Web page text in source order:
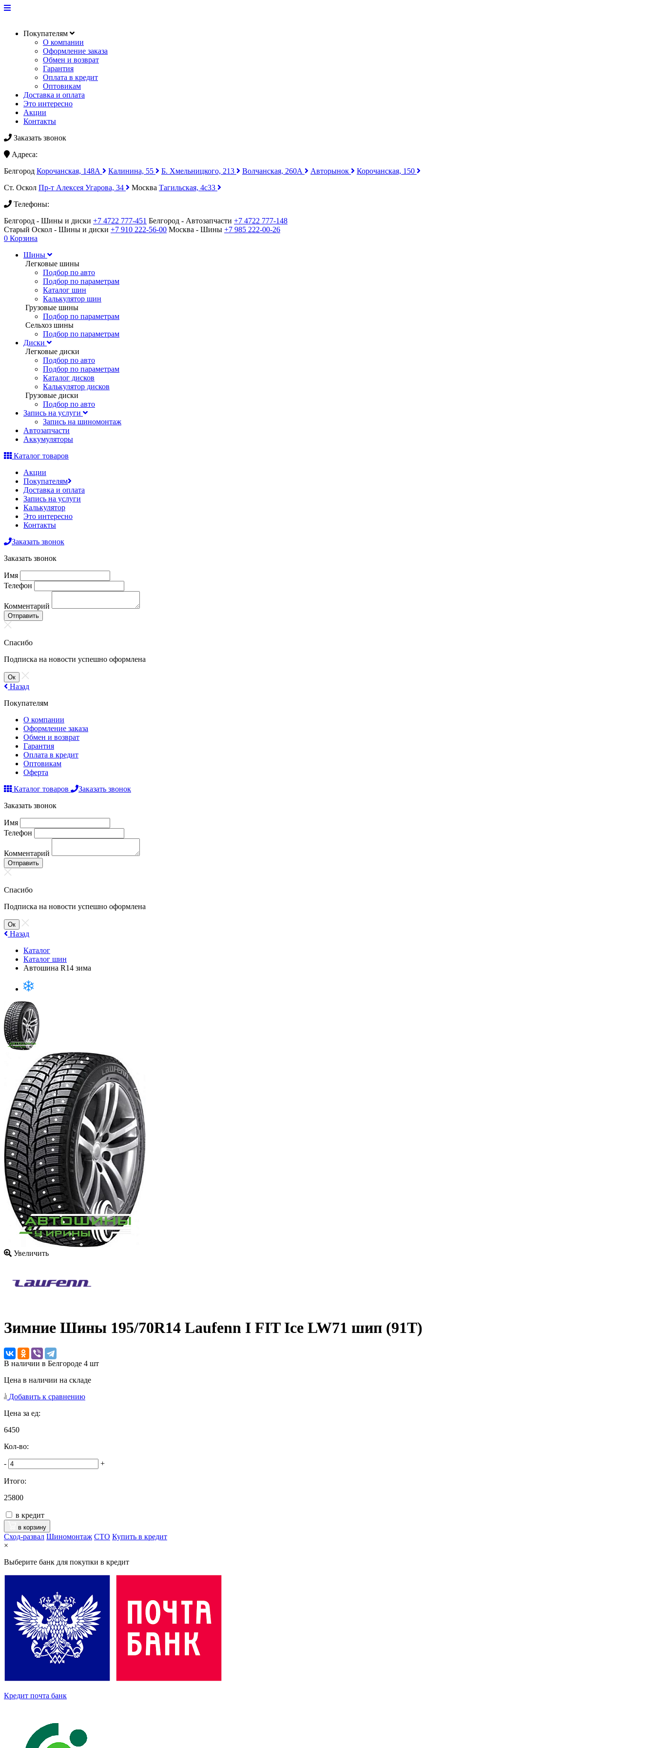
Покупателям
О компании
Оформление заказа
Обмен и возврат
Гарантия
Оплата в кредит
Оптовикам
Доставка и оплата
Это интересно
Акции
Контакты
Заказать звонок
Адреса:
Белгород Корочанская, 148А Калинина, 55 Б. Хмельницкого, 213 Волчанская, 260А Авторынок
Корочанская, 150
Ст. Оскол Пр-т Алексея Угарова, 34 Москва Тагильская, 4с33
Телефоны:
Белгород - Шины и диски +7 4722 777-451 Белгород - Автозапчасти +7 4722 777-148
Старый Оскол - Шины и диски +7 910 222-56-00 Москва - Шины +7 985 222-00-26
0 Корзина
Шины
Легковые шины
Подбор по авто
Подбор по параметрам
Каталог шин
Калькулятор шин
Грузовые шины
Подбор по параметрам
Сельхоз шины
Подбор по параметрам
Диски
Легковые диски
Подбор по авто
Подбор по параметрам
Каталог дисков
Калькулятор дисков
Грузовые диски
Подбор по авто
Запись на услуги
Запись на шиномонтаж
Автозапчасти
Аккумуляторы
Каталог товаров
Акции
Покупателям
Доставка и оплата
Запись на услуги
Калькулятор
Это интересно
Контакты
Заказать звонок
Заказать звонок
Имя
Телефон
Комментарий
Отправить
Спасибо
Подписка на новости успешно оформлена
Ок
Назад
Покупателям
О компании
Оформление заказа
Обмен и возврат
Гарантия
Оплата в кредит
Оптовикам
Оферта
Каталог товаров
Заказать звонок
Заказать звонок
Имя
Телефон
Комментарий
Отправить
Спасибо
Подписка на новости успешно оформлена
Ок
Назад
Каталог
Каталог шин
Автошина R14 зима
Увеличить
Зимние Шины 195/70R14 Laufenn I FIT Ice LW71 шип (91T)
В наличии в Белгороде 4 шт
Цена в наличии на складе
Добавить к сравнению
Цена за ед:
6450
Кол-во:
- +
Итого:
25800
в кредит
в корзину
Сход-развал Шиномонтаж CTO Купить в кредит
×
Выберите банк для покупки в кредит
Кредит почта банк